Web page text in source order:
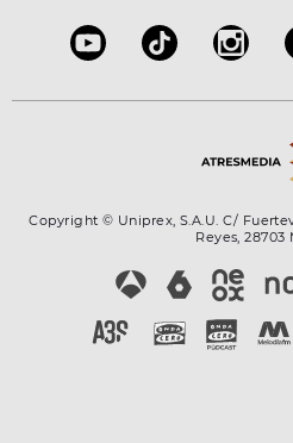
Copyright © Uniprex, S.A.U. C/
Reyes, 28703